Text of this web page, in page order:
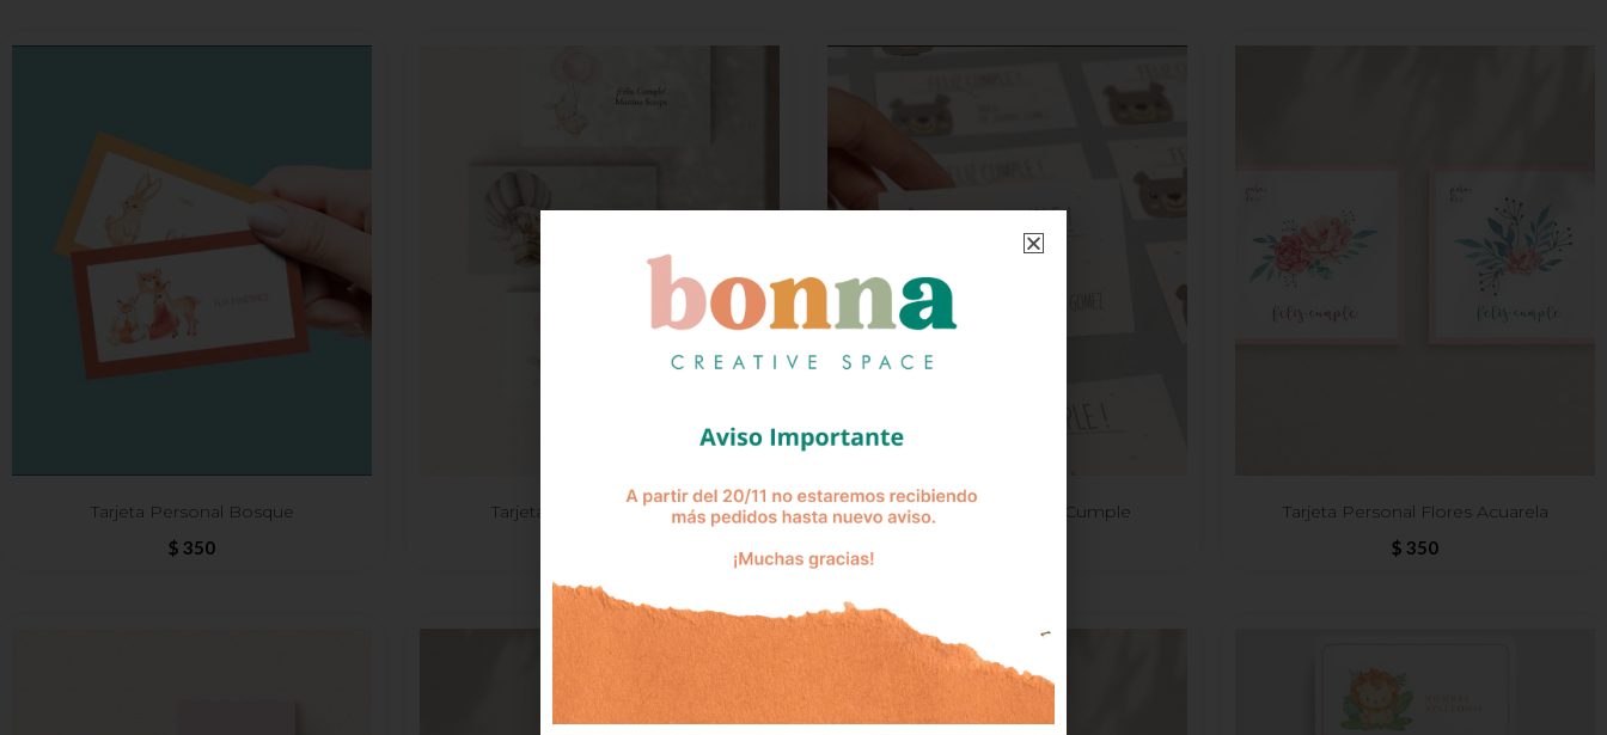
Tarjeta Personal Bosque
$ 350
Tarjeta Personal Conejitos
Tarjeta Personal Feliz Cumple
Tarjeta Personal Flores Acuarela
$ 350